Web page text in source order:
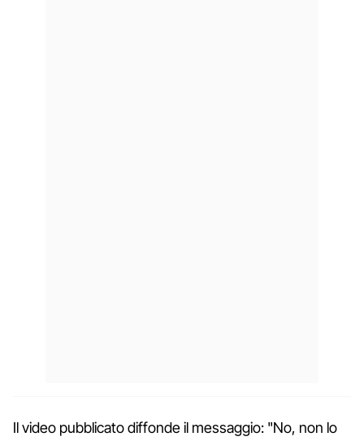
Il video pubblicato diffonde il messaggio: "No, non lo